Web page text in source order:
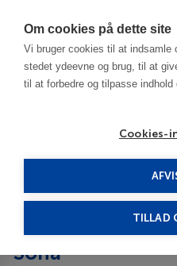
Om cookies på dette site
Vi bruger cookies til at indsamle
stedet ydeevne og brug, til at
til at forbedre og tilpasse indhold
Cookies-
TILLAD
Rosslyn Thracia
Sofia